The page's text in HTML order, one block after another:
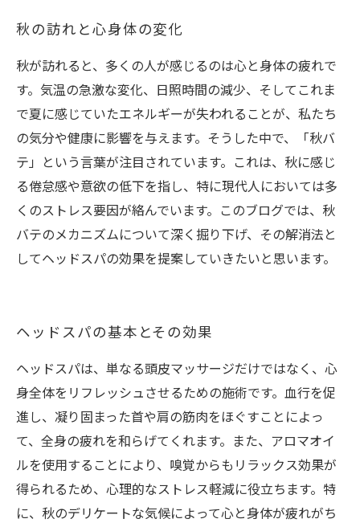
秋の訪れと心身体の変化
秋が訪れると、多くの人が感じるのは心と身体の疲れで
す。気温の急激な変化、日照時間の減少、そしてこれま
で夏に感じていたエネルギーが失われることが、私たち
の気分や健康に影響を与えます。そうした中で、「秋バ
テ」という言葉が注目されています。これは、秋に感じ
る倦怠感や意欲の低下を指し、特に現代人においては多
くのストレス要因が絡んでいます。このブログでは、秋
バテのメカニズムについて深く掘り下げ、その解消法と
してヘッドスパの効果を提案していきたいと思います。
ヘッドスパの基本とその効果
ヘッドスパは、単なる頭皮マッサージだけではなく、心
身全体をリフレッシュさせるための施術です。血行を促
進し、凝り固まった首や肩の筋肉をほぐすことによっ
て、全身の疲れを和らげてくれます。また、アロマオイ
ルを使用することにより、嗅覚からもリラックス効果が
得られるため、心理的なストレス軽減に役立ちます。特
に、秋のデリケートな気候によって心と身体が疲れがち